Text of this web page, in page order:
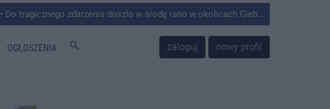
• Do tragicznego zdarzenia doszło w środę rano w okolicach Giebni koło Janikowa. Wówczas na słupie energetycznym odnaleziono ciało mężczyzny.
OGŁOSZENIA search zaloguj nowy profil